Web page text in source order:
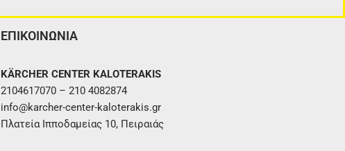
ΕΠΙΚΟΙΝΩΝΙΑ
KÄRCHER CENTER KALOTERAKIS
2104617070 – 210 4082874
info@karcher-center-kaloterakis.gr
Πλατεία Ιπποδαμείας 10, Πειραιάς